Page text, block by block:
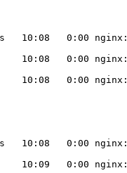
10:08   0:00 nginx:
10:08   0:00 nginx:
10:08   0:00 nginx:
10:08   0:00 nginx:
10:09   0:00 nginx: